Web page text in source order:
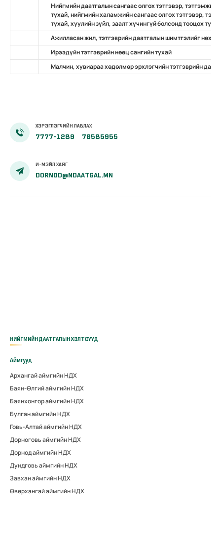
Нийгмийн даатгалын сангаас олгох тэтгэвэр,
тухай, нийгмийн халамжийн сангаас олгох тэтгэвэр,
тухай, хуулийн зүйл, заалт хүчингүй болсонд тооцох тухай
Ажилласан жил, тэтгэврийн даатгалын шимтгэлийг нөхөн
Ирээдүйн тэтгэврийн нөөц сангийн тухай
Малчин, хувиараа хөдөлмөр эрхлэгчийн тэтгэврийн
ХЭРЭГЛЭГЧИЙН ЛАВЛАХ
7777-1289 70585955
И-МЭЙЛ ХАЯГ
DORNOD@NDAATGAL.MN
НИЙГМИЙН ДААТГАЛЫН ХЭЛТСҮҮД
Аймгууд
Архангай аймгийн НДХ
Баян-Өлгий аймгийн НДХ
Баянхонгор аймгийн НДХ
Булган аймгийн НДХ
Говь-Алтай аймгийн НДХ
Дорноговь аймгийн НДХ
Дорнод аймгийн НДХ
Дундговь аймгийн НДХ
Завхан аймгийн НДХ
Өвөрхангай аймгийн НДХ